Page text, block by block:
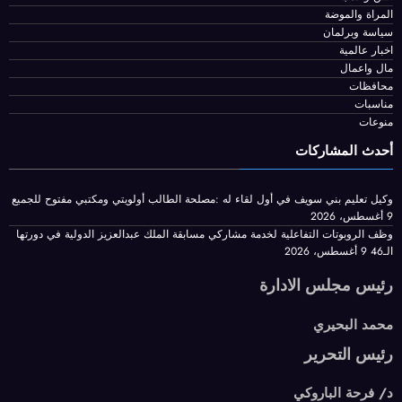
أخبار الحوادث
اخبار الرياضة
الفن والادب
المراة والموضة
سياسة وبرلمان
اخبار عالمية
مال واعمال
محافظات
منوعات
أحدث المشاركات
وكيل تعليم بني سويف في أول لقاء له :مصلحة الطالب أولويتي ومكتبي مفتوح للجميع
9 أغسطس، 2026
وظف الروبوتات التفاعلية لخدمة مشاركي مسابقة الملك عبدالعزيز الدولية في دورتها
الـ46
9 أغسطس، 2026
رئيس مجلس الادارة